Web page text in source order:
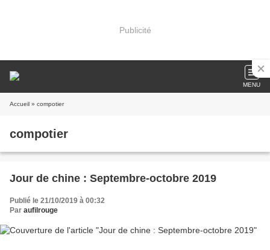
Publicité
MENU
Accueil » compotier
compotier
Jour de chine : Septembre-octobre 2019
Publié le 21/10/2019 à 00:32
Par aufilrouge